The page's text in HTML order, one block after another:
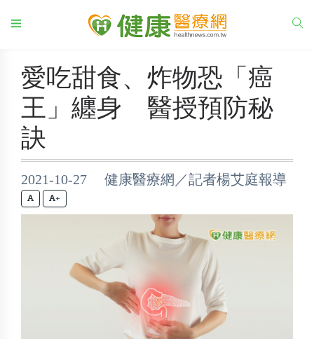
愛吃甜食、炸物恐「癌
王」纏身 醫授預防秘
訣
2021-10-27 健康醫療網／記者楊艾庭報導
+